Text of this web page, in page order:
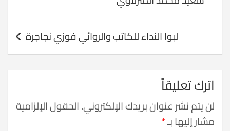
لبوا النداء للكاتب والروائي فوزي نجاجرة
اترك تعليقاً
لن يتم نشر عنوان بريدك الإلكتروني.الحقول الإلزامية
مشار إليها بـ*